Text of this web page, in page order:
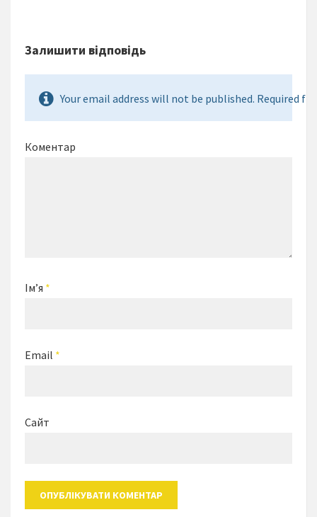
Залишити відповідь
Your email address will not be published. Required
Коментар
Ім’я *
Email *
Сайт